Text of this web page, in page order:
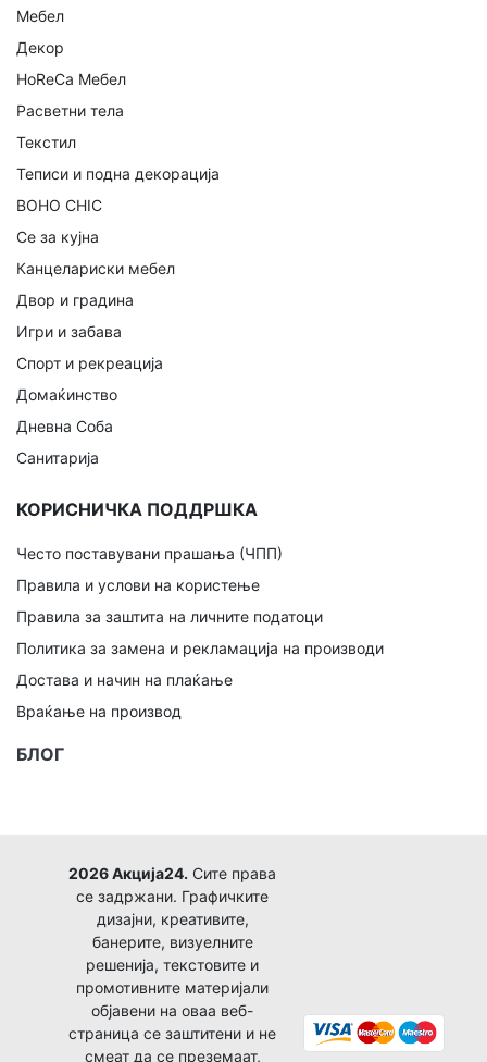
Мебел
Декор
HoReCa Мебел
Расветни тела
Текстил
Теписи и подна декорација
BOHO CHIC
Се за кујна
Канцелариски мебел
Двор и градина
Игри и забава
Спорт и рекреација
Домаќинство
Дневна Соба
Санитарија
КОРИСНИЧКА ПОДДРШКА
Често поставувани прашања (ЧПП)
Правила и услови на користење
Правила за заштита на личните податоци
Политика за замена и рекламација на производи
Достава и начин на плаќање
Враќање на производ
БЛОГ
2026 Акција24. Сите права
се задржани. Графичките
дизајни, креативите,
банерите, визуелните
решенија, текстовите и
промотивните материјали
објавени на оваа веб-
страница се заштитени и не
смеат да се преземаат,